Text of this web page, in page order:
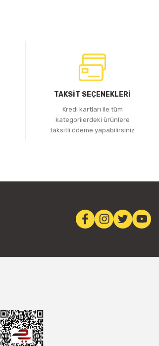
TAKSİT SEÇENEKLERİ
Kredi kartları ile tüm
kategorilerdeki ürünlere
taksitli ödeme yapabilirsiniz